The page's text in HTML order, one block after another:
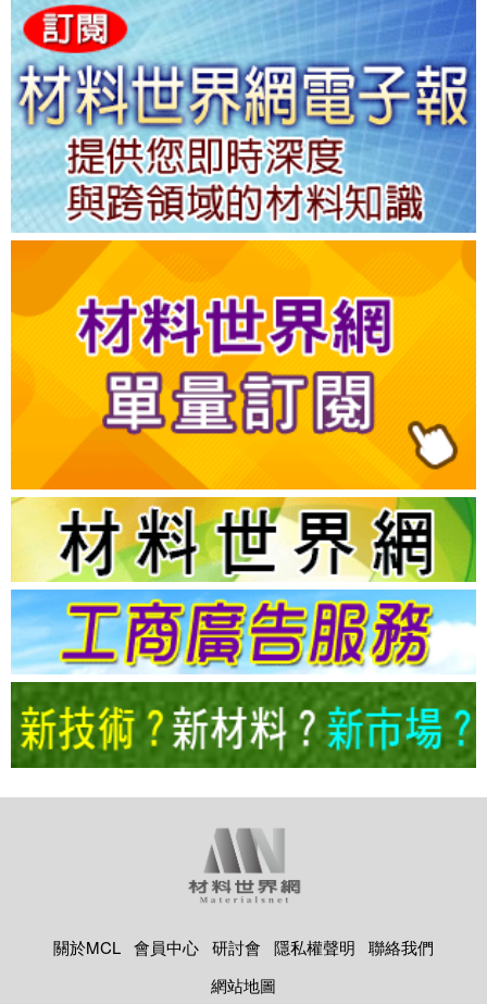
關於MCL 會員中心 研討會 隱私權聲明
聯絡我們
網站地圖